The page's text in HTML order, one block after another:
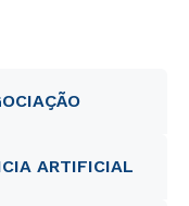
ARTIFICIAL